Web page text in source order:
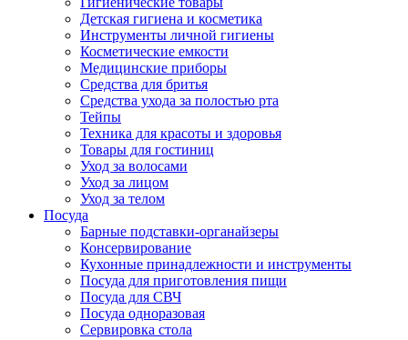
Детская гигиена и косметика
Инструменты личной гигиены
Косметические емкости
Медицинские приборы
Средства для бритья
Средства ухода за полостью рта
Тейпы
Техника для красоты и здоровья
Товары для гостиниц
Уход за волосами
Уход за лицом
Уход за телом
Посуда
Барные подставки-органайзеры
Консервирование
Кухонные принадлежности и инструменты
Посуда для приготовления пищи
Посуда для СВЧ
Посуда одноразовая
Сервировка стола